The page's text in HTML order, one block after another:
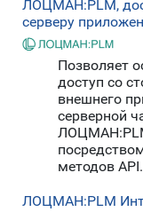
ЛОЦМАН:PLM,
серверу
Позволяет
доступ со
внешнего
серверной
методов API.
ЛОЦМАН:PLM